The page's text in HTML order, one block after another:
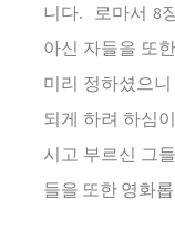
니다. 로마서 8
아신
자들을 또한
미리 정하셨으니
되게 하려 하심
시고 부르신 그
들을 또한 영화롭